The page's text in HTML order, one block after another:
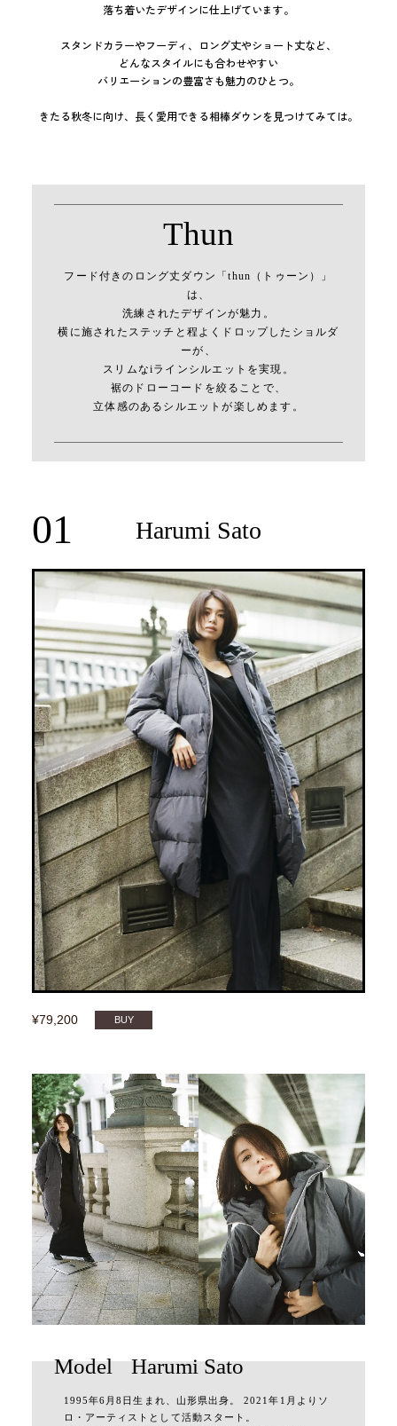
落ち着いたデザインに仕上げています。
スタンドカラーやフーディ、ロング丈やショート丈など、
どんなスタイルにも合わせやすい
バリエーションの豊富さも魅力のひとつ。
きたる秋冬に向け、長く愛用できる相棒ダウンを見つけてみては。
Thun
フード付きのロング丈ダウン「thun（トゥーン）」
は、
洗練されたデザインが魅力。
横に施されたステッチと程よくドロップしたショルダ
ーが、
スリムなiラインシルエットを実現。
裾のドローコードを絞ることで、
立体感のあるシルエットが楽しめます。
01 Harumi Sato
¥79,200 BUY
Model Harumi Sato
1995年6月8日生まれ、山形県出身。 2021年1月よりソ
ロ・アーティストとして活動スタート。